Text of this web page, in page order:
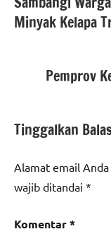
pos
Minyak Kelapa
Pemprov
Tinggalkan
Alamat email
wajib ditandai *
Komentar*